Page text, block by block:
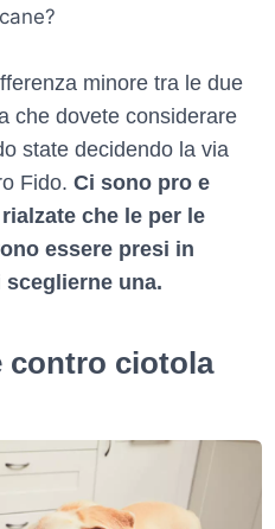
minore tra le due
che dovete considerare
state decidendo la via
Fido. Ci sono pro e
che le per le
essere presi in
una.
contro ciotola